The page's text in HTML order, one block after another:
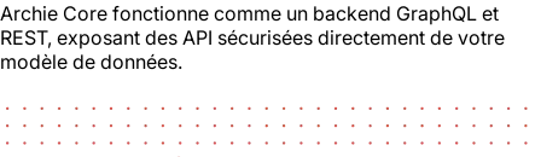
Archie Core fonctionne comme un backend GraphQL et
REST, exposant des API sécurisées directement de votre
modèle de données.